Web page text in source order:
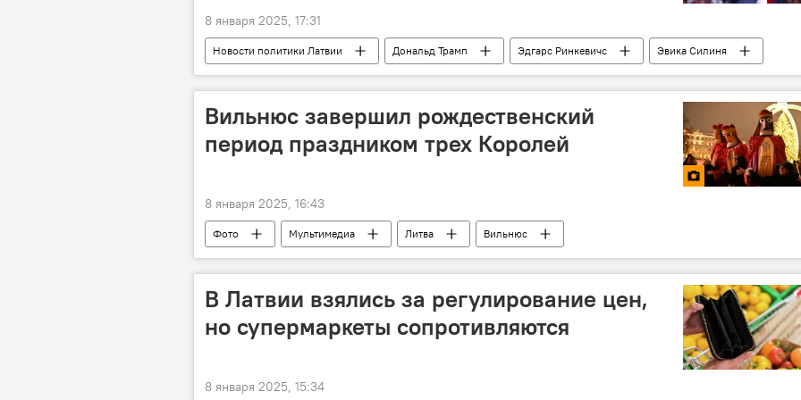
8 января 2025, 17:31
Новости политики Латвии Дональд Трамп Эдгарс Ринкевичс Эвика Силиня
Вильнюс завершил рождественский
период праздником трех Королей
8 января 2025, 16:43
Фото Мультимедиа Литва Вильнюс
В Латвии взялись за регулирование цен,
но супермаркеты сопротивляются
8 января 2025, 15:34